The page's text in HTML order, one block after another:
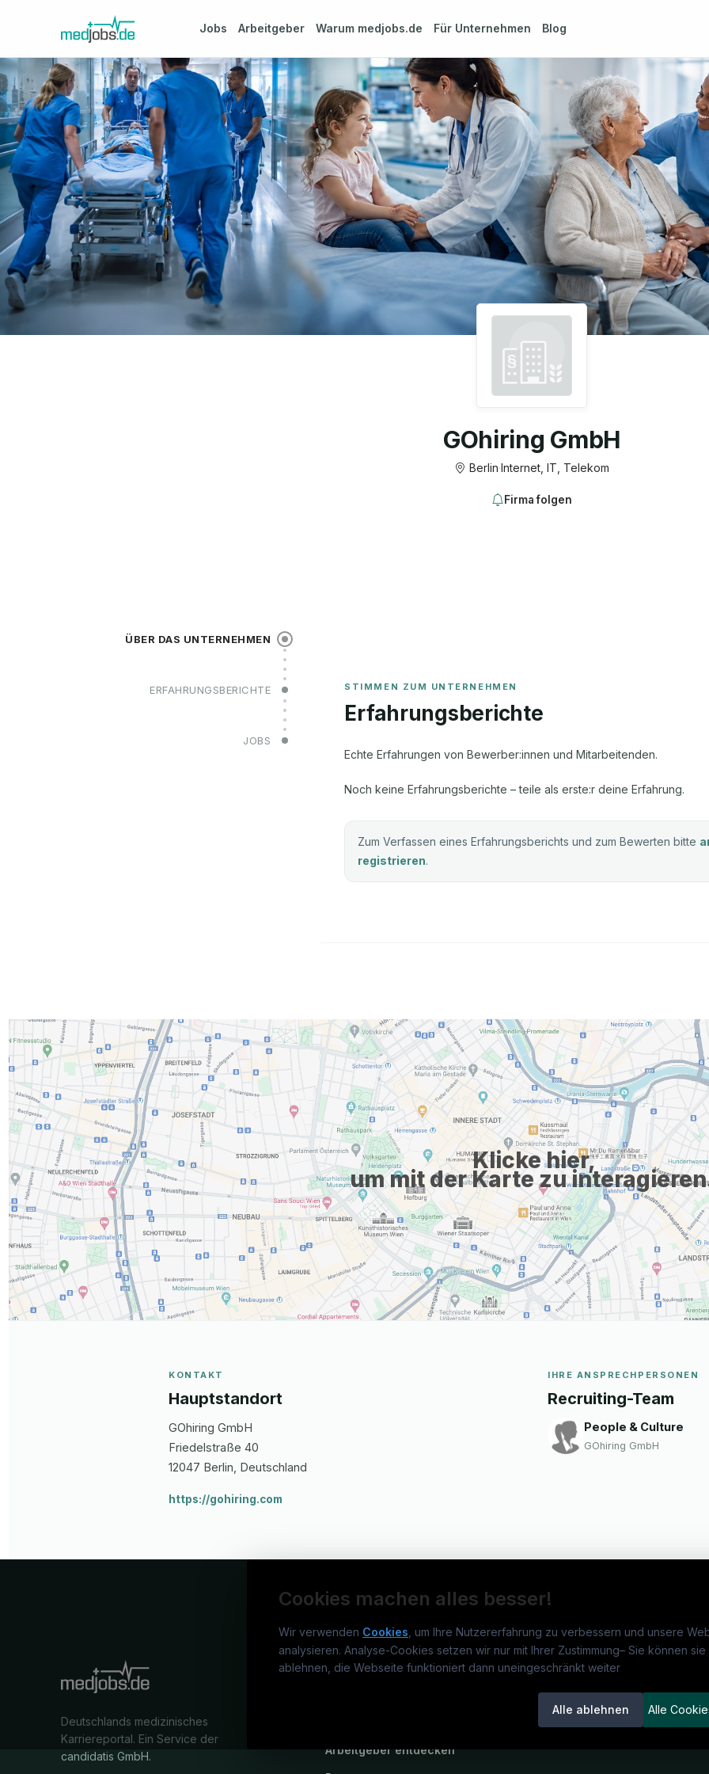
Jobs Arbeitgeber Warum medjobs.de Für Unternehmen Blog
GOhiring GmbH
Berlin·Internet, IT, Telekom
Firma folgen
ÜBER DAS UNTERNEHMEN
ERFAHRUNGSBERICHTE
JOBS
Erfahrungsberichte
Echte Erfahrungen von Bewerber:innen und Mitarbeitenden.
Noch keine Erfahrungsberichte – teile als erste:r deine Erfahrung.
Zum Verfassen eines Erfahrungsberichts und zum Bewerten bitte
registrieren.
Klicke hier,
um mit der Karte zu
KONTAKT
Hauptstandort
GOhiring GmbH
Friedelstraße 40
12047 Berlin , Deutschland
https://gohiring.com
IHRE ANSPRECHPERSONEN
Recruiting-Team
People & Culture
GOhiring GmbH
Cookies machen alles besser!
Wir verwenden Cookies , um Ihre Nutzererfahrung zu verbessern und unsere
analysieren. Analyse-Cookies setzen wir nur mit Ihrer Zustimmung– Sie können
ablehnen, die Webseite funktioniert dann uneingeschränkt weiter
Alle ablehnen
Alle
Deutschlands medizinisches
Karriereportal. Ein Service der
candidatis GmbH.
medjobs.de
Arbeitgeber entdecken
Jobs
Jobkategorien